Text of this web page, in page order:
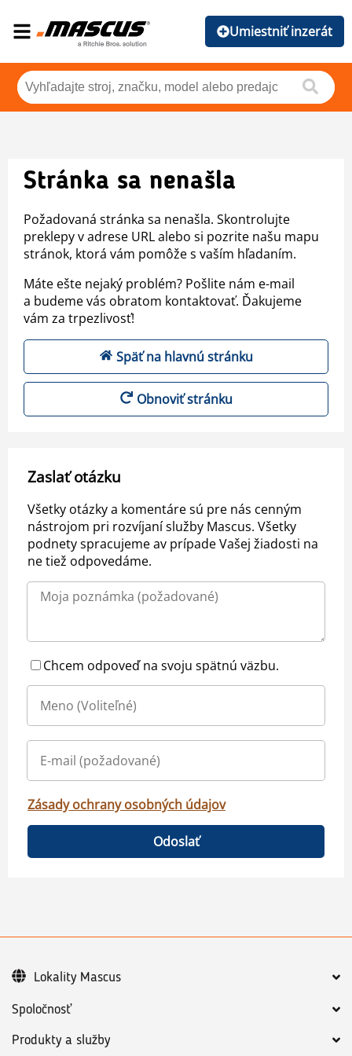
Umiestniť inzerát
Stránka sa nenašla
Požadovaná stránka sa nenašla. Skontrolujte
preklepy v adrese URL alebo si pozrite našu mapu
stránok, ktorá vám pomôže s vaším hľadaním.
Máte ešte nejaký problém? Pošlite nám e-mail
a budeme vás obratom kontaktovať. Ďakujeme
vám za trpezlivosť!
Späť na hlavnú stránku
Obnoviť stránku
Zaslať otázku
Všetky otázky a komentáre sú pre nás cenným
nástrojom pri rozvíjaní služby Mascus. Všetky
podnety spracujeme av prípade Vašej žiadosti na
ne tiež odpovedáme.
Chcem odpoveď na svoju spätnú väzbu.
Zásady ochrany osobných údajov
Odoslať
Spoločnosť
Produkty a služby
Lokality Mascus